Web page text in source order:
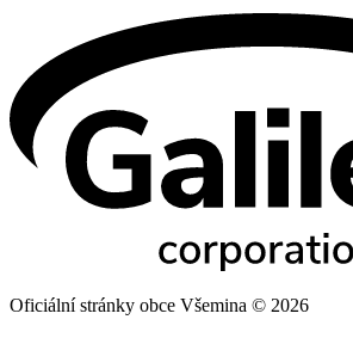
Oficiální stránky obce Všemina © 2026